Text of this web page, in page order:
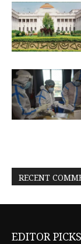
RECENT
EDITOR PICKS